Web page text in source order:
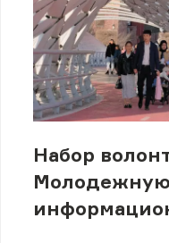
Набор
Молодежную